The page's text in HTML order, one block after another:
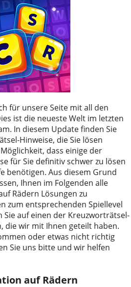
Kontaktiere uns
für unsere Seite mit all den
ist die neueste Welt im letzten
In diesem Update finden Sie
Hinweise, die Sie lösen
dass einige der
für Sie definitiv schwer zu lösen
benötigen. Aus diesem Grund
Ihnen im Folgenden alle
Rädern Lösungen zu
zum entsprechenden Spiellevel
auf einen der Kreuzworträtsel-
die wir mit Ihnen geteilt haben.
oder etwas nicht richtig
Sie uns bitte und wir helfen
auf Rädern